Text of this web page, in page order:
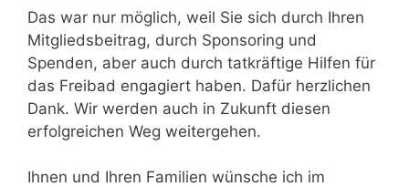
Das war nur möglich, weil Sie sich durch Ihren
Mitgliedsbeitrag, durch Sponsoring und
Spenden, aber auch durch tatkräftige Hilfen für
das Freibad engagiert haben. Dafür herzlichen
Dank. Wir werden auch in Zukunft diesen
erfolgreichen Weg weitergehen.
Ihnen und Ihren Familien wünsche ich im